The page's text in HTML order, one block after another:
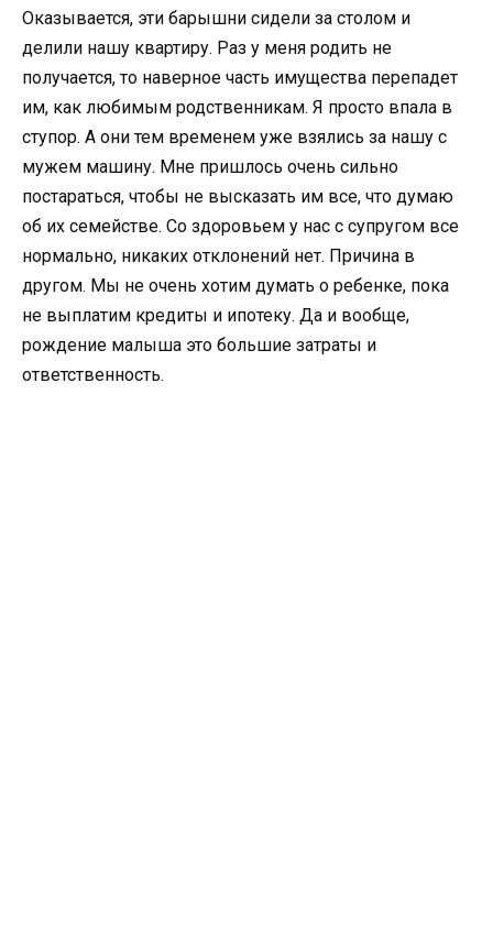
Оказывается, эти барышни сидели за столом и
делили нашу квартиру. Раз у меня родить не
получается, то наверное часть имущества перепадет
им, как любимым родственникам. Я просто впала в
ступор. А они тем временем уже взялись за нашу с
мужем машину. Мне пришлось очень сильно
постараться, чтобы не высказать им все, что думаю
об их семействе. Со здоровьем у нас с супругом все
нормально, никаких отклонений нет. Причина в
другом. Мы не очень хотим думать о ребенке, пока
не выплатим кредиты и ипотеку. Да и вообще,
рождение малыша это большие затраты и
ответственность.